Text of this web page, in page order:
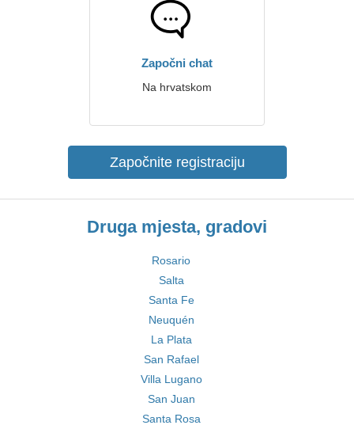
Započni chat
Na hrvatskom
Započnite registraciju
Druga mjesta, gradovi
Rosario
Salta
Santa Fe
Neuquén
La Plata
San Rafael
Villa Lugano
San Juan
Santa Rosa